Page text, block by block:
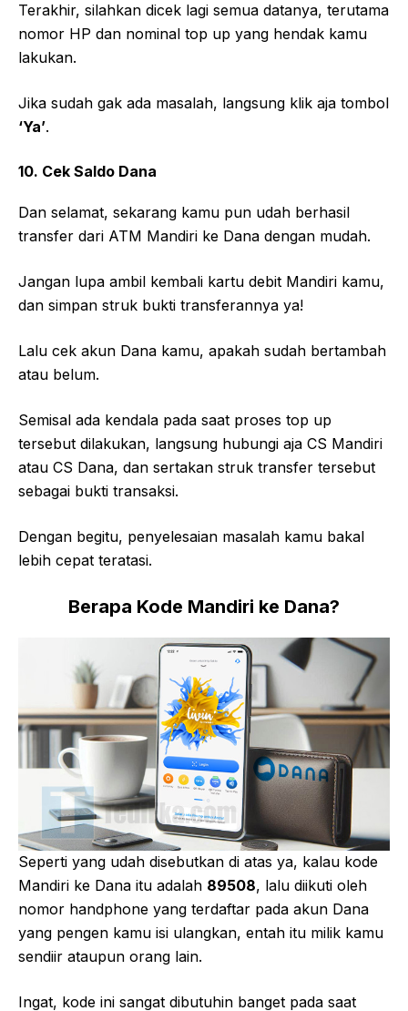
Terakhir, silahkan dicek lagi semua datanya, terutama
nomor HP dan nominal top up yang hendak kamu
lakukan.
Jika sudah gak ada masalah, langsung klik aja tombol
‘Ya’.
10. Cek Saldo Dana
Dan selamat, sekarang kamu pun udah berhasil
transfer dari ATM Mandiri ke Dana dengan mudah.
Jangan lupa ambil kembali kartu debit Mandiri kamu,
dan simpan struk bukti transferannya ya!
Lalu cek akun Dana kamu, apakah sudah bertambah
atau belum.
Semisal ada kendala pada saat proses top up
tersebut dilakukan, langsung hubungi aja CS Mandiri
atau CS Dana, dan sertakan struk transfer tersebut
sebagai bukti transaksi.
Dengan begitu, penyelesaian masalah kamu bakal
lebih cepat teratasi.
Berapa Kode Mandiri ke Dana?
Seperti yang udah disebutkan di atas ya, kalau kode
Mandiri ke Dana itu adalah 89508, lalu diikuti oleh
nomor handphone yang terdaftar pada akun Dana
yang pengen kamu isi ulangkan, entah itu milik kamu
sendiir ataupun orang lain.
Ingat, kode ini sangat dibutuhin banget pada saat